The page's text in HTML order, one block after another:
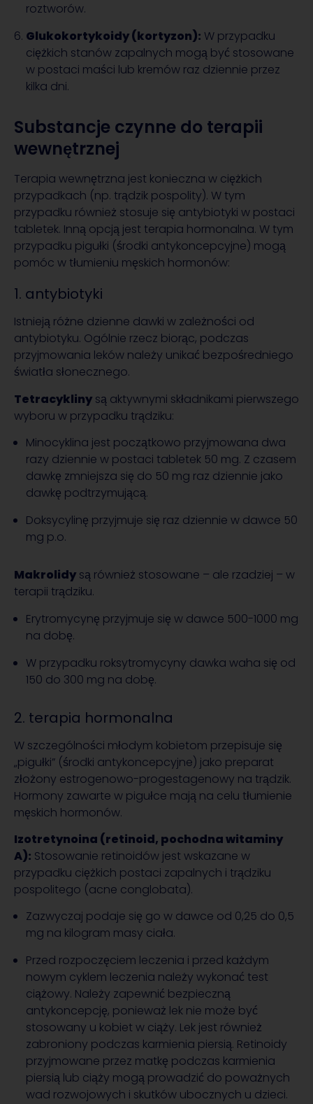
roztworów.
Glukokortykoidy (kortyzon): W przypadku
ciężkich stanów zapalnych mogą być stosowane
w postaci maści lub kremów raz dziennie przez
kilka dni.
Substancje czynne do terapii
wewnętrznej
Terapia wewnętrzna jest konieczna w ciężkich
przypadkach (np. trądzik pospolity). W tym
przypadku również stosuje się antybiotyki w postaci
tabletek. Inną opcją jest terapia hormonalna. W tym
przypadku pigułki (środki antykoncepcyjne) mogą
pomóc w tłumieniu męskich hormonów:
1. antybiotyki
Istnieją różne dzienne dawki w zależności od
antybiotyku. Ogólnie rzecz biorąc, podczas
przyjmowania leków należy unikać bezpośredniego
światła słonecznego.
Tetracykliny są aktywnymi składnikami pierwszego
wyboru w przypadku trądziku:
Minocyklina jest początkowo przyjmowana dwa
razy dziennie w postaci tabletek 50 mg. Z czasem
dawkę zmniejsza się do 50 mg raz dziennie jako
dawkę podtrzymującą.
Doksycylinę przyjmuje się raz dziennie w dawce 50
mg p.o.
Makrolidy są również stosowane – ale rzadziej – w
terapii trądziku.
Erytromycynę przyjmuje się w dawce 500-1000 mg
na dobę.
W przypadku roksytromycyny dawka waha się od
150 do 300 mg na dobę.
2. terapia hormonalna
W szczególności młodym kobietom przepisuje się
„pigułki” (środki antykoncepcyjne) jako preparat
złożony estrogenowo-progestagenowy na trądzik.
Hormony zawarte w pigułce mają na celu tłumienie
męskich hormonów.
Izotretynoina (retinoid, pochodna witaminy
A): Stosowanie retinoidów jest wskazane w
przypadku ciężkich postaci zapalnych i trądziku
pospolitego (acne conglobata).
Zazwyczaj podaje się go w dawce od 0,25 do 0,5
mg na kilogram masy ciała.
Przed rozpoczęciem leczenia i przed każdym
nowym cyklem leczenia należy wykonać test
ciążowy. Należy zapewnić bezpieczną
antykoncepcję, ponieważ lek nie może być
stosowany u kobiet w ciąży. Lek jest również
zabroniony podczas karmienia piersią. Retinoidy
przyjmowane przez matkę podczas karmienia
piersią lub ciąży mogą prowadzić do poważnych
wad rozwojowych i skutków ubocznych u dzieci.